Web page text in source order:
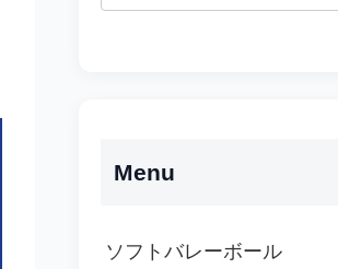
Menu
ソフトバレーボール